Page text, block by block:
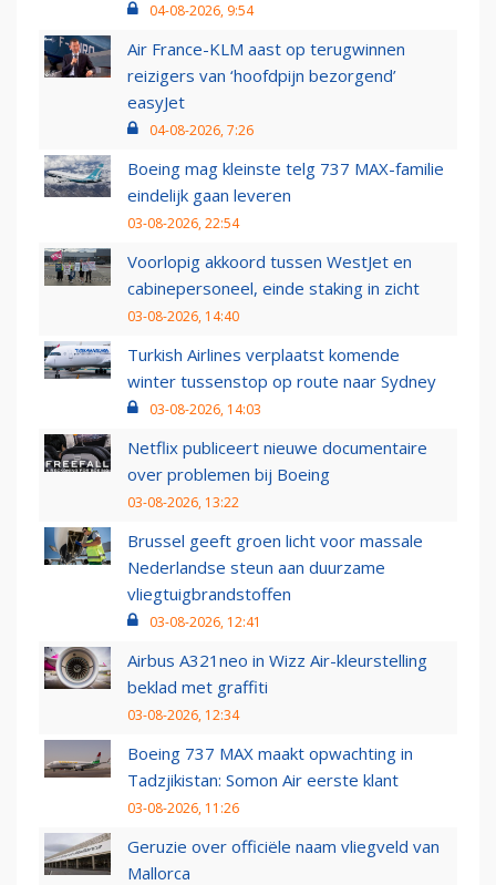
04-08-2026, 9:54
Air France-KLM aast op terugwinnen
reizigers van ‘hoofdpijn bezorgend’
easyJet
04-08-2026, 7:26
Boeing mag kleinste telg 737 MAX-familie
eindelijk gaan leveren
03-08-2026, 22:54
Voorlopig akkoord tussen WestJet en
cabinepersoneel, einde staking in zicht
03-08-2026, 14:40
Turkish Airlines verplaatst komende
winter tussenstop op route naar Sydney
03-08-2026, 14:03
Netflix publiceert nieuwe documentaire
over problemen bij Boeing
03-08-2026, 13:22
Brussel geeft groen licht voor massale
Nederlandse steun aan duurzame
vliegtuigbrandstoffen
03-08-2026, 12:41
Airbus A321neo in Wizz Air-kleurstelling
beklad met graffiti
03-08-2026, 12:34
Boeing 737 MAX maakt opwachting in
Tadzjikistan: Somon Air eerste klant
03-08-2026, 11:26
Geruzie over officiële naam vliegveld van
Mallorca